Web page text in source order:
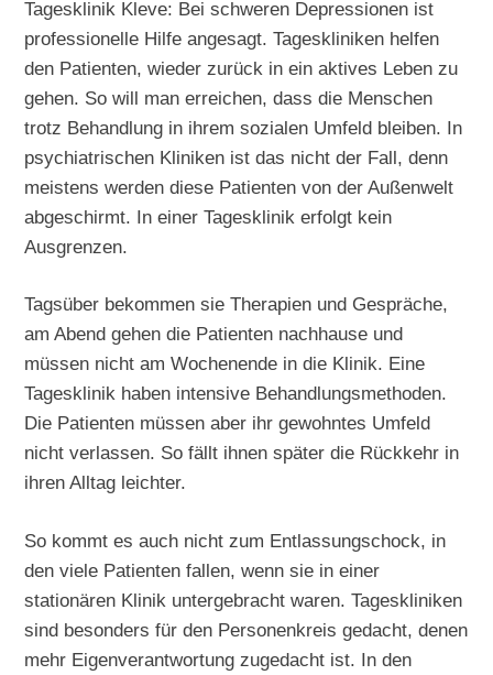
Tagesklinik Kleve: Bei schweren Depressionen ist
professionelle Hilfe angesagt. Tageskliniken helfen
den Patienten, wieder zurück in ein aktives Leben zu
gehen. So will man erreichen, dass die Menschen
trotz Behandlung in ihrem sozialen Umfeld bleiben. In
psychiatrischen Kliniken ist das nicht der Fall, denn
meistens werden diese Patienten von der Außenwelt
abgeschirmt. In einer Tagesklinik erfolgt kein
Ausgrenzen.
Tagsüber bekommen sie Therapien und Gespräche,
am Abend gehen die Patienten nachhause und
müssen nicht am Wochenende in die Klinik. Eine
Tagesklinik haben intensive Behandlungsmethoden.
Die Patienten müssen aber ihr gewohntes Umfeld
nicht verlassen. So fällt ihnen später die Rückkehr in
ihren Alltag leichter.
So kommt es auch nicht zum Entlassungschock, in
den viele Patienten fallen, wenn sie in einer
stationären Klinik untergebracht waren. Tageskliniken
sind besonders für den Personenkreis gedacht, denen
mehr Eigenverantwortung zugedacht ist. In den